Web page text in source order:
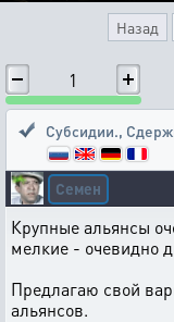
Назад
1
Субсидии.,
Семен
Крупные альянсы
мелкие - очевидно
Предлагаю свой
альянсов.